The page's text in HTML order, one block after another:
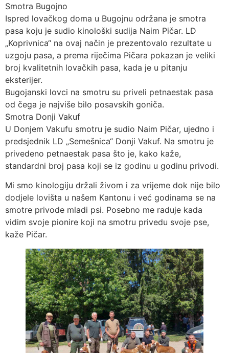
Smotra Bugojno
Ispred lovačkog doma u Bugojnu održana je smotra
pasa koju je sudio kinološki sudija Naim Pičar. LD
„Koprivnica“ na ovaj način je prezentovalo rezultate u
uzgoju pasa, a prema riječima Pičara pokazan je veliki
broj kvalitetnih lovačkih pasa, kada je u pitanju
eksterijer.
Bugojanski lovci na smotru su priveli petnaestak pasa
od čega je najviše bilo posavskih goniča.
Smotra Donji Vakuf
U Donjem Vakufu smotru je sudio Naim Pičar, ujedno i
predsjednik LD „Semešnica“ Donji Vakuf. Na smotru je
privedeno petnaestak pasa što je, kako kaže,
standardni broj pasa koji se iz godinu u godinu privodi.
Mi smo kinologiju držali živom i za vrijeme dok nije bilo
dodjele lovišta u našem Kantonu i već godinama se na
smotre privode mladi psi. Posebno me raduje kada
vidim svoje pionire koji na smotru privedu svoje pse,
kaže Pičar.